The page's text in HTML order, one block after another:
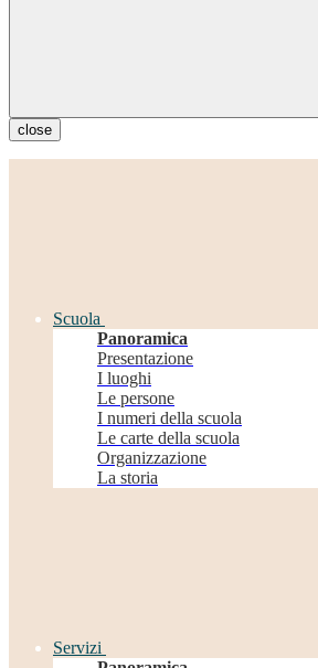
close
Scuola
Panoramica
Presentazione
I luoghi
Le persone
I numeri della scuola
Le carte della scuola
Organizzazione
La storia
Servizi